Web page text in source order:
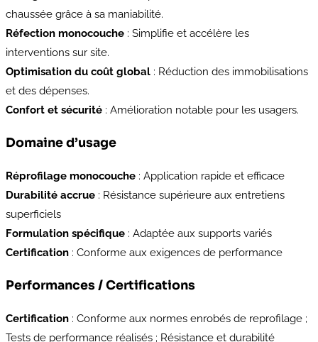
chaussée grâce à sa maniabilité.
Réfection monocouche : Simplifie et accélère les
interventions sur site.
Optimisation du coût global : Réduction des immobilisations
et des dépenses.
Confort et sécurité : Amélioration notable pour les usagers.
Domaine d’usage
Réprofilage monocouche : Application rapide et efficace
Durabilité accrue : Résistance supérieure aux entretiens
superficiels
Formulation spécifique : Adaptée aux supports variés
Certification : Conforme aux exigences de performance
Performances / Certifications
Certification : Conforme aux normes enrobés de reprofilage ;
Tests de performance réalisés ; Résistance et durabilité